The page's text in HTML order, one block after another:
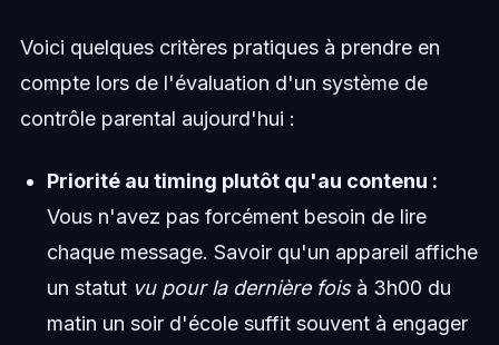
Voici quelques critères pratiques à prendre en
compte lors de l'évaluation d'un système de
contrôle parental aujourd'hui :
Priorité au timing plutôt qu'au contenu :
Vous n'avez pas forcément besoin de lire
chaque message. Savoir qu'un appareil affiche
un statut vu pour la dernière foisà 3h00 du
matin un soir d'école suffit souvent à engager